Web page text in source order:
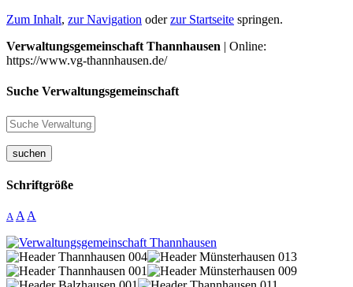
Zum Inhalt, zur Navigation oderzur Startseite springen.
Verwaltungsgemeinschaft Thannhausen | Online:
https://www.vg-thannhausen.de/
Suche Verwaltungsgemeinschaft
suchen
Schriftgröße
A A A